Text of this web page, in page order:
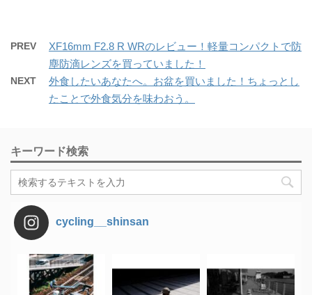
PREV
XF16mm F2.8 R WRのレビュー！軽量コンパクトで防
塵防滴レンズを買っていました！
NEXT
外食したいあなたへ。お盆を買いました！ちょっとし
たことで外食気分を味わおう。
キーワード検索
cycling__shinsan